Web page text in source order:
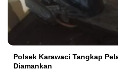
Polsek Karawaci Tangkap
Diamankan